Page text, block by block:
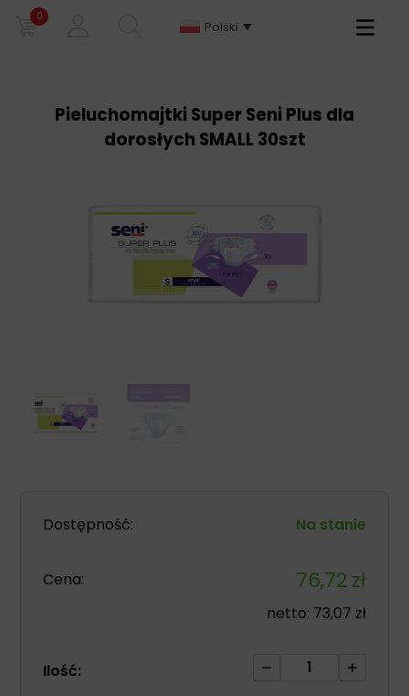
0
Polski
Primary
Pieluchomajtki Super Seni Plus dla
dorosłych SMALL 30szt
Dostępność: Na stanie
Cena: 76,72zł
netto: 73,07 zł
Ilość:
ilość